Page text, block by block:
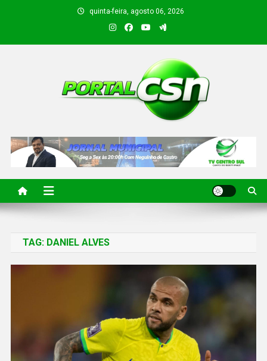
quinta-feira, agosto 06, 2026
PORTAL CSN
TAG: DANIEL ALVES